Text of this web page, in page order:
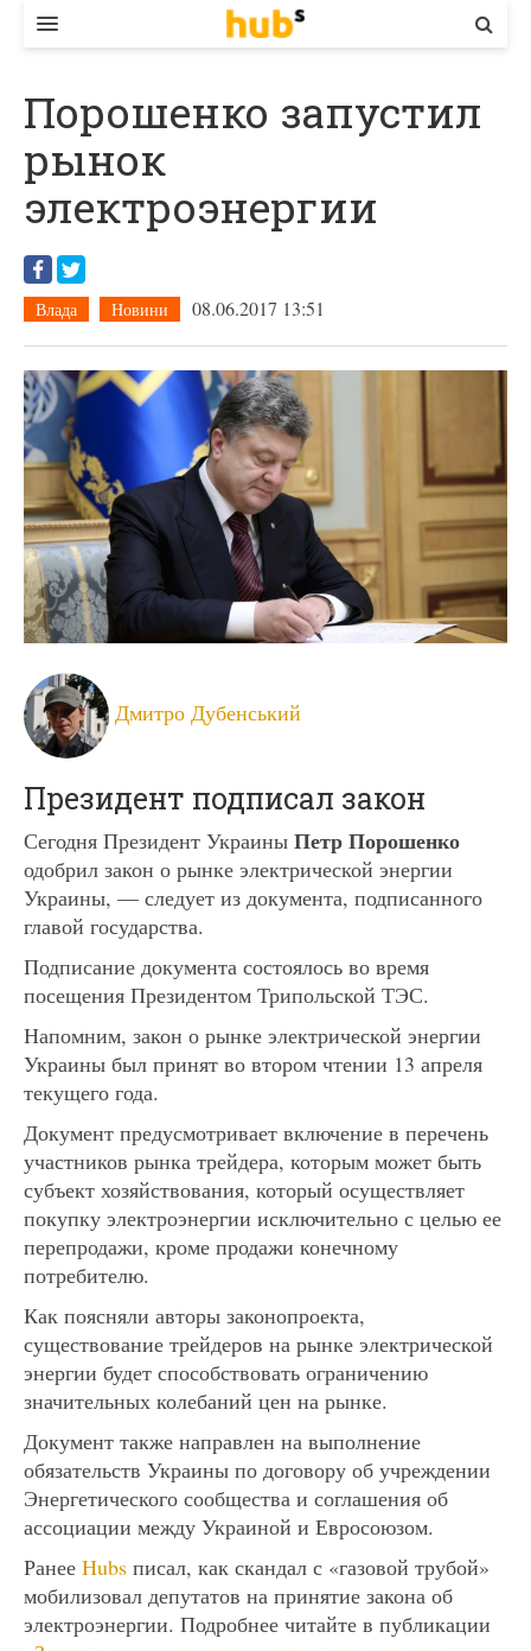
ЕКОНОМІКА
БІЗНЕС
СТАРТЕР
КОНТАКТИ
Порошенко запустил
рынок
электроэнергии
Влада Новини 08.06.2017 13:51
Дмитро Дубенський
Президент подписал закон
Сегодня Президент Украины Петр Порошенко
одобрил закон о рынке электрической энергии
Украины, — следует из документа, подписанного
главой государства.
Подписание документа состоялось во время
посещения Президентом Трипольской ТЭС.
Напомним, закон о рынке электрической энергии
Украины был принят во втором чтении 13 апреля
текущего года.
Документ предусмотривает включение в перечень
участников рынка трейдера, которым может быть
субъект хозяйствования, который осуществляет
покупку электроэнергии исключительно с целью ее
перепродажи, кроме продажи конечному
потребителю.
Как поясняли авторы законопроекта,
существование трейдеров на рынке электрической
энергии будет способствовать ограничению
значительных колебаний цен на рынке.
Документ также направлен на выполнение
обязательств Украины по договору об учреждении
Энергетического сообщества и соглашения об
ассоциации между Украиной и Евросоюзом.
Ранее Hubs писал, как скандал с «газовой трубой»
мобилизовал депутатов на принятие закона об
электроэнергии. Подробнее читайте в публикации